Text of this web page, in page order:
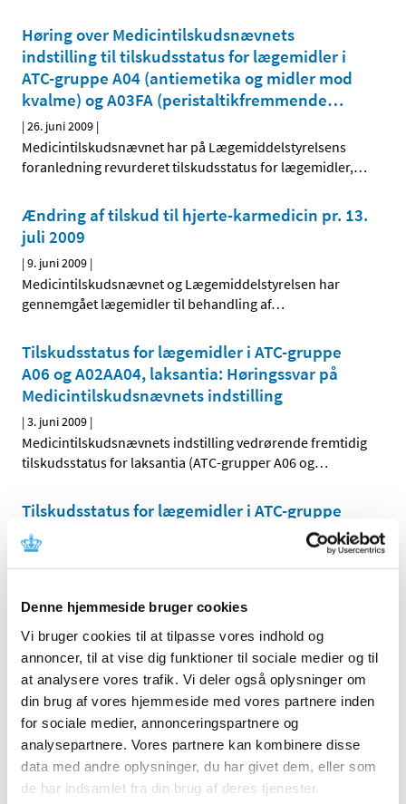
Denne hjemmeside bruger cookies
Vi bruger cookies til at tilpasse vores indhold og
annoncer, til at vise dig funktioner til sociale medier og til
at analysere vores trafik. Vi deler også oplysninger om
din brug af vores hjemmeside med vores partnere inden
for sociale medier, annonceringspartnere og
analysepartnere. Vores partnere kan kombinere disse
data med andre oplysninger, du har givet dem, eller som
de har indsamlet fra din brug af deres tjenester.
Høring over Medicintilskudsnævnets
indstilling til tilskudsstatus for lægemidler i
ATC-gruppe A04 (antiemetika og midler mod
kvalme) og A03FA (peristaltik­fremmende…
|26. juni 2009 |
Medicintilskudsnævnet har på Lægemiddelstyrelsens
foranledning revurderet tilskudsstatus for lægemidler,…
Ændring af tilskud til hjerte-karmedicin pr. 13.
juli 2009
|9. juni 2009 |
Medicintilskudsnævnet og Lægemiddelstyrelsen har
gennemgået lægemidler til behandling af…
Tilskudsstatus for lægemidler i ATC-gruppe
A06 og A02AA04, laksantia: Høringssvar på
Medicintilskudsnævnets indstilling
|3. juni 2009 |
Medicintilskudsnævnets indstilling vedrørende fremtidig
tilskudsstatus for laksantia (ATC-grupper A06 og…
Tilskudsstatus for lægemidler i ATC-gruppe
A08, fedmemidler ekskl. diætmidler:
Høringssvar på Medicintilskudsnævnets
indstilling
|3. juni 2009|
tilskudsstatus for fedmemidler ekskl. diætmidler…
Alle (2505)
TID
2026 (83)
2025 (158)